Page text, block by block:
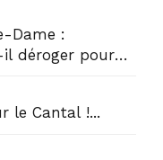
Dame :
déroger pour
le Cantal !...